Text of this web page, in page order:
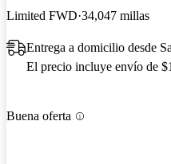
Limited FWD 34,047 millas
Entrega a domicilio desde
El precio incluye envío de
Buena oferta